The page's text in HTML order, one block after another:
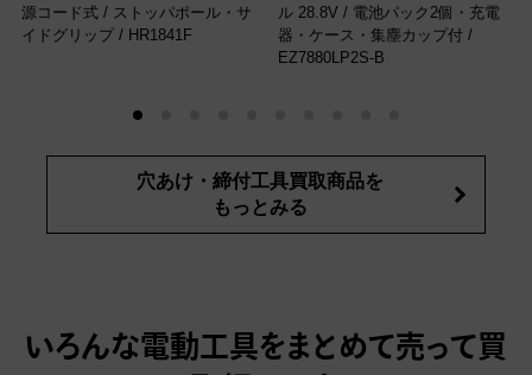
源コード式 / ‎ストッパポール・サ
イドグリップ / HR1841F
ル 28.8V / 電池パック2個・充電
器・ケース・集塵カップ付 /
EZ7880LP2S-B
穴あけ・締付工具買取商品を
もっとみる
いろんな電動工具をまとめて売って買